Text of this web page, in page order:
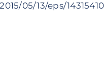
05/13/eps/